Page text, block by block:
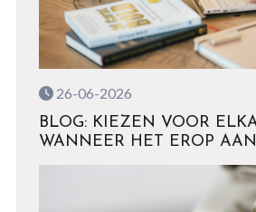
26-06-2026
BLOG: KIEZEN VOOR
WANNEER HET EROP